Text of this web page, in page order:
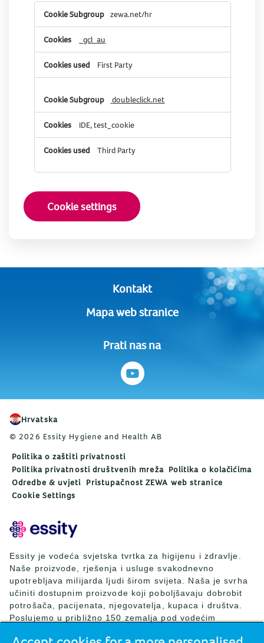
Targeting
Cookies
zewa.net/hr
_gcl_au
First Party
doubleclick.net
IDE, test_cookie
Third Party
Cookie settings
Kontakt
Mapa web stranice
Prati nas na
Hrvatska
© 2026 Essity Hygiene and Health AB
Politika o zaštiti privatnosti
Politika privatnosti društvenih mreža Politika o kolačićima
Odredbe & uvjeti Pristupačnost ZEWA web stranice
Cookie Settings
Essity je vodeća svjetska tvrtka za higijenu i zdravlje.
Naše proizvode, rješenja i usluge svakodnevno
upotrebljava milijarda ljudi širom svijeta. Naša je svrha
učiniti dostupnim proizvode koji poboljšavaju dobrobit
potrošača, pacijenata, njegovatelja, kupaca i društva.
Poslujemo u približno 150 zemalja pod vodećim